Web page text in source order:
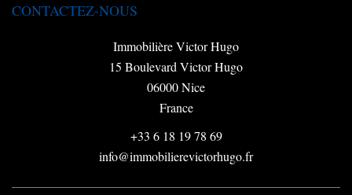
CONTACTEZ-NOUS
Immobilière Victor Hugo
15 Boulevard Victor Hugo
06000Nice
France
+33 6 18 19 78 69
info@immobilierevictorhugo.fr